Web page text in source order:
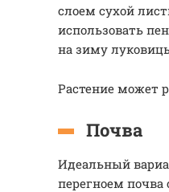
слоем сухой
использовать
на зиму
Растение может
Почва
Идеальный
перегноем почва